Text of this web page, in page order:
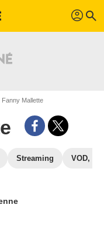
profil search
Fanny Mallette
Streaming VOD,